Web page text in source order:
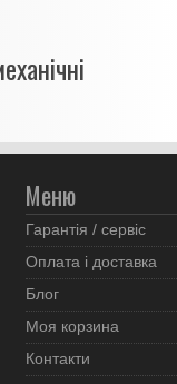
Меню
Гарантія / сервіс
Оплата і доставка
Блог
Моя корзина
Контакти